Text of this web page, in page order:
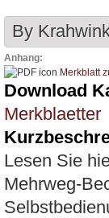
By
Anhang:
Merkblatt
Download
Merkblaetter
Lesen Sie
Mehrweg-